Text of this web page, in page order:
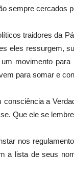
sempre cercados
traidores da
eles ressurgem,
movimento
para somar e
a
Que ele se
nos
a lista de seus